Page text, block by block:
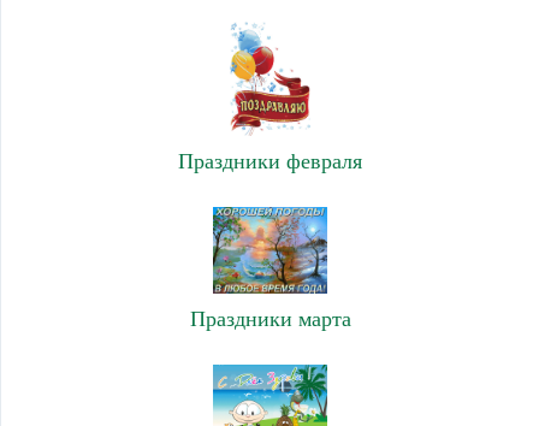
Праздники февраля
Праздники марта